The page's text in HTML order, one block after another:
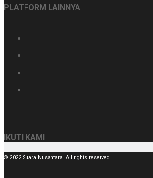
PLATFORM LAINNYA
IKUTI KAMI
© 2022 Suara Nusantara. All rights reserved.